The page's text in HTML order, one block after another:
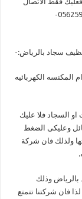
بشركة تنظيف السجاد بالرياض على الارقام الاتيه 0562591150-
سجاد بالرياض:-
المكنسه الكهربائيه
السجاد فلا عليك
وعليكى الضغط
ولذلك فان شركة
وذلك
فان شركتنا تتمتع